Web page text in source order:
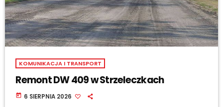
KOMUNIKACJA I TRANSPORT
Remont DW 409 w Strzeleczkach
today 6 SIERPNIA 2026